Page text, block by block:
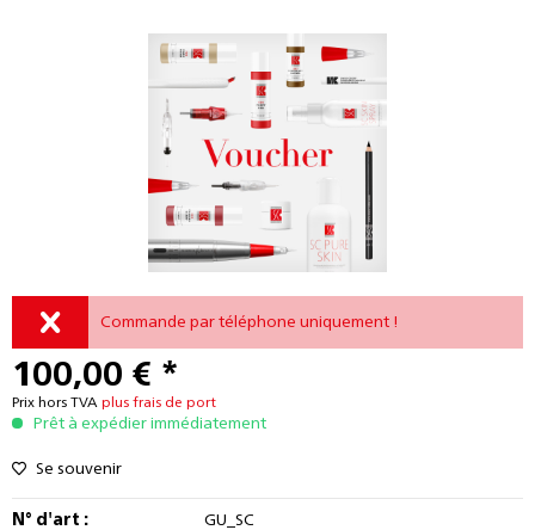
Commande par téléphone uniquement !
100,00 € *
Prix hors TVA plus frais de port
Prêt à expédier immédiatement
Se souvenir
N° d'art : GU_SC